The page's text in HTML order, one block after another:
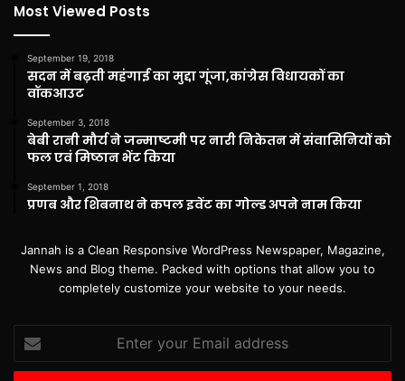
Most Viewed Posts
September 19, 2018
सदन में बढ़ती महंगाई का मुद्दा गूंजा,कांग्रेस विधायकों का
वॉकआउट
September 3, 2018
बेबी रानी मौर्य ने जन्माष्टमी पर नारी निकेतन में संवासिनियों को
फल एवं मिष्ठान भेंट किया
September 1, 2018
प्रणब और शिबनाथ ने कपल इवेंट का गोल्ड अपने नाम किया
Jannah is a Clean Responsive WordPress Newspaper, Magazine,
News and Blog theme. Packed with options that allow you to
completely customize your website to your needs.
your
Email